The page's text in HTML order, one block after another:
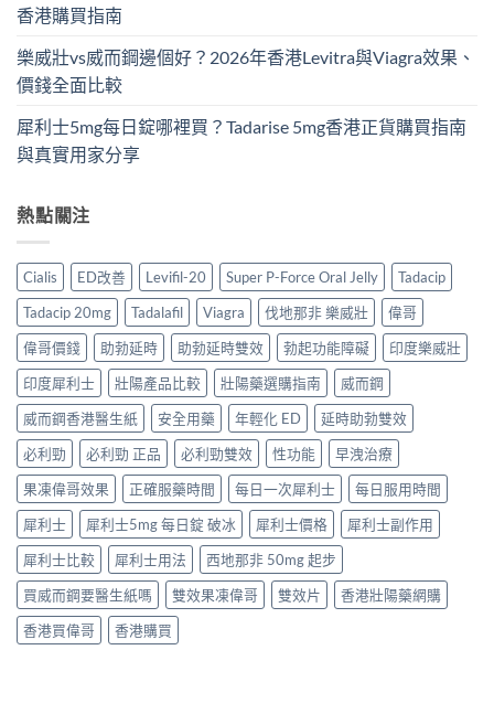
香港購買指南
樂威壯vs威而鋼邊個好？2026年香港Levitra與Viagra效果、
價錢全面比較
犀利士5mg每日錠哪裡買？Tadarise 5mg香港正貨購買指南
與真實用家分享
熱點關注
Cialis ED改善 Levifil-20 Super P-Force Oral Jelly
Tadacip
Tadacip 20mg
Tadalafil Viagra 伐地那非 樂威壯
偉哥
偉哥價錢
助勃延時 助勃延時雙效 勃起功能障礙
印度樂威壯
印度犀利士
壯陽產品比較 壯陽藥選購指南
威而鋼
威而鋼香港醫生紙
安全用藥 年輕化 ED
延時助勃雙效
必利勁
必利勁 正品 必利勁雙效 性功能
早洩治療
果凍偉哥效果
正確服藥時間 每日一次犀利士
每日服用時間
犀利士
犀利士5mg 每日錠 破冰 犀利士價格
犀利士副作用
犀利士比較
犀利士用法
西地那非 50mg 起步
買威而鋼要醫生紙嗎
雙效果凍偉哥 雙效片
香港壯陽藥網購
香港買偉哥
香港購買